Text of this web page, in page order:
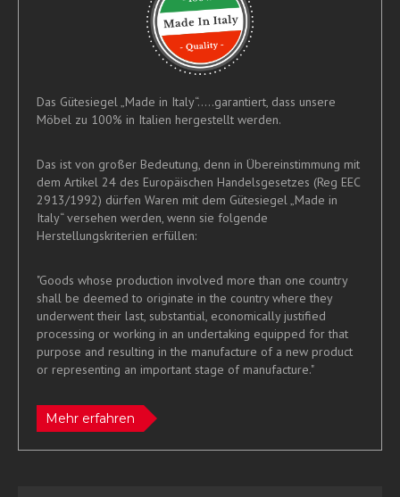
Das Gütesiegel „Made in Italy“.....garantiert, dass unsere
Möbel zu 100% in Italien hergestellt werden.
Das ist von großer Bedeutung, denn in Übereinstimmung mit
dem Artikel 24 des Europäischen Handelsgesetzes (Reg EEC
2913/1992) dürfen Waren mit dem Gütesiegel „Made in
Italy“ versehen werden, wenn sie folgende
Herstellungskriterien erfüllen:
"Goods whose production involved more than one country
shall be deemed to originate in the country where they
underwent their last, substantial, economically justified
processing or working in an undertaking equipped for that
purpose and resulting in the manufacture of a new product
or representing an important stage of manufacture."
Mehr erfahren